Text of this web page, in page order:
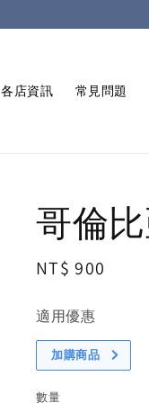
各店資訊 常見問題
哥倫
Regular
NT$ 900
適用優惠
加購商品
數量